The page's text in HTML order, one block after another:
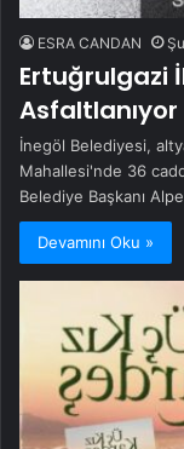
ESRA CANDAN
Ertuğrulgazi
Asfaltlanıyor
İnegöl Belediyesi,
Mahallesi'nde 36
Belediye Başkanı
Devamını Oku »